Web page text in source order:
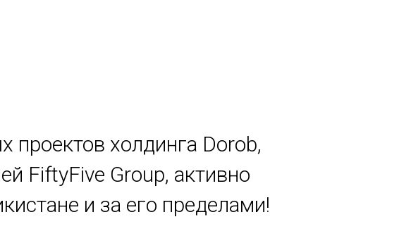
холдинга Dorob,
FiftyFive Group, активно
и за его пределами!